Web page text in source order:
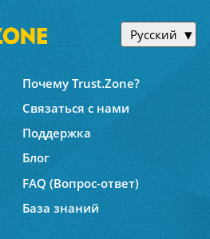
Русский
Почему Trust.Zone?
Связаться с нами
Поддержка
Блог
FAQ (Вопрос-ответ)
База знаний